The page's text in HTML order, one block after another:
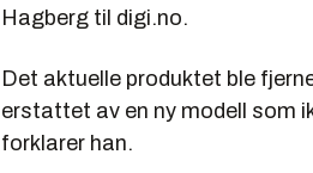
Hagberg til digi.no.
Det aktuelle produktet ble
erstattet av en ny modell som
forklarer han.